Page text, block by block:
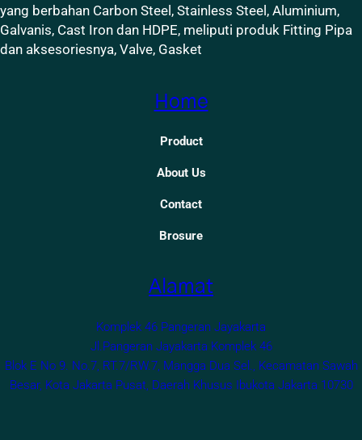
yang berbahan Carbon Steel, Stainless Steel, Aluminium,
Galvanis, Cast Iron dan HDPE, meliputi produk Fitting Pipa
dan aksesoriesnya, Valve, Gasket
Home
Product
About Us
Contact
Brosure
Alamat
Komplek 46 Pangeran Jayakarta
Jl.Pangeran Jayakarta Komplek 46
Blok E No 9. No.7, RT.7/RW.7, Mangga Dua Sel., Kecamatan Sawah
Besar, Kota Jakarta Pusat, Daerah Khusus Ibukota Jakarta 10730